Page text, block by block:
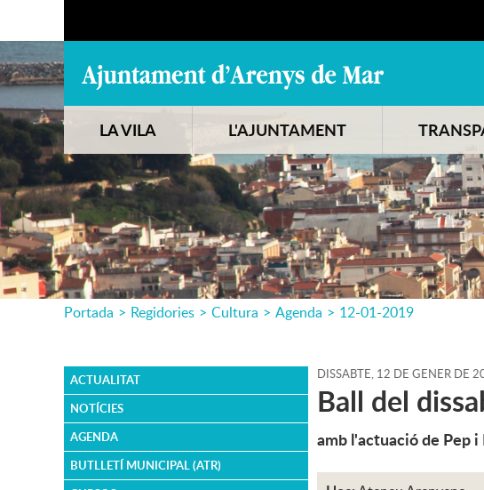
LA VILA L'AJUNTAMENT
Portada > Regidories > Cultura > Agenda > 12-01-2019
ACTUALITAT
NOTÍCIES
AGENDA
BUTLLETÍ MUNICIPAL (ATR)
DISSABTE, 12 DE GENER DE
Ball del
amb l'actuació de Pep i